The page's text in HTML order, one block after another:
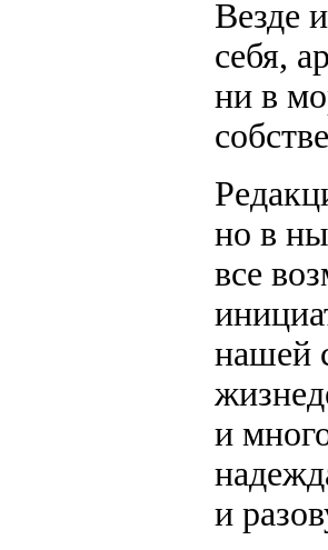
Везде
себя,
ни в
но в
все
нашей
и
и